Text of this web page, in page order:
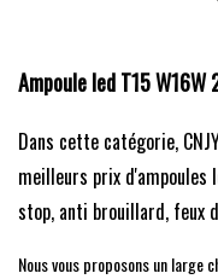
Ampoule led T15 W16W
Dans cette catégorie,
meilleurs prix d'ampoules
stop, anti brouillard, feux
Nous vous proposons un large